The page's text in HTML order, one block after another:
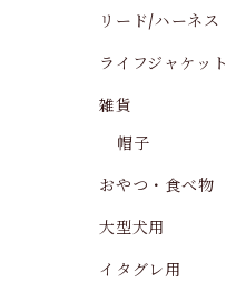
リード/ハーネス
ライフジャケット
雑貨
帽子
おやつ・食べ物
大型犬用
イタグレ用